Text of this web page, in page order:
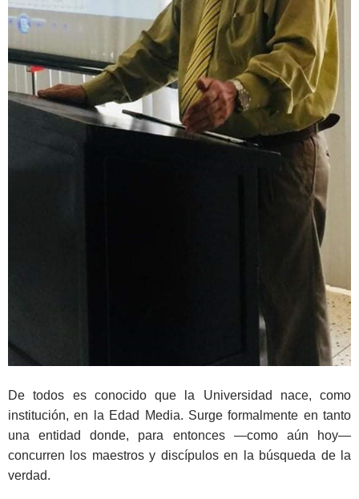
De todos es conocido que la Universidad nace, como
institución, en la Edad Media. Surge formalmente en tanto
una entidad donde, para entonces —como aún hoy—
concurren los maestros y discípulos en la búsqueda de la
verdad.